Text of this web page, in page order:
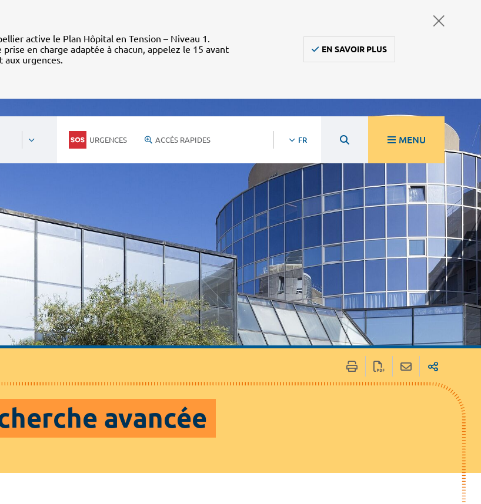
active le Plan Hôpital en Tension – Niveau 1.
en charge adaptée à chacun, appelez le 15 avant
aux urgences.
EN SAVOIR PLUS
URGENCES ACCÈS RAPIDES FR MENU
avancée